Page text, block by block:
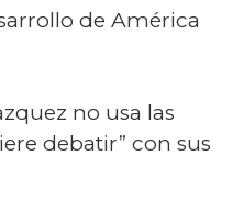
de América
no usa las
debatir” con sus